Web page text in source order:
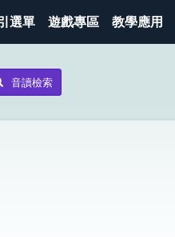
選單 遊戲專區 教學應用
音讀檢索